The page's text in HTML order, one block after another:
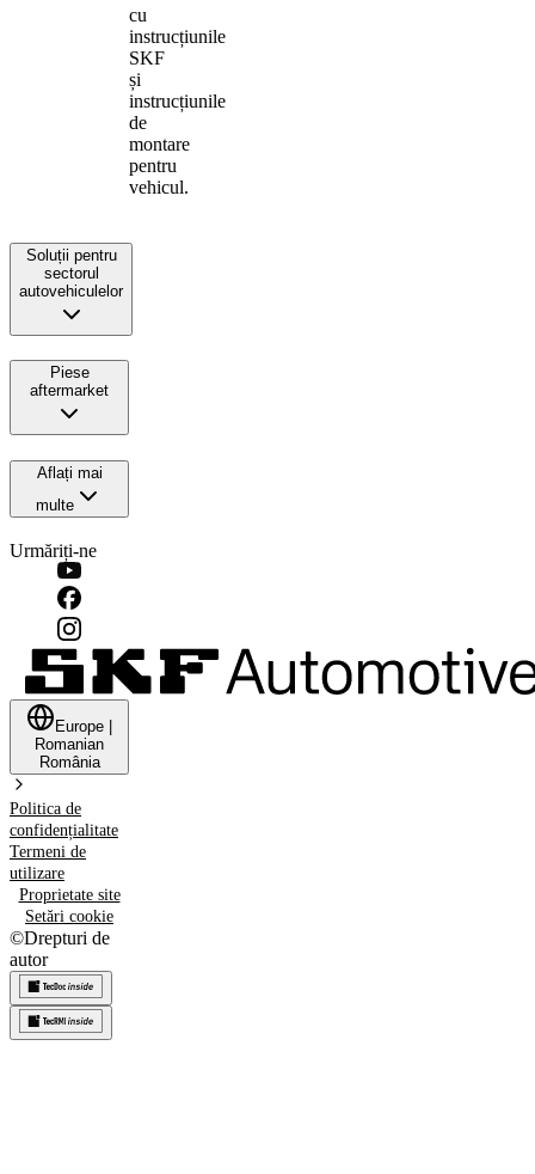
cu
instrucțiunile
SKF
și
instrucțiunile
de
montare
pentru
vehicul.
Soluții pentru
sectorul
autovehiculelor
Piese
aftermarket
Aflați mai
multe
Urmăriți-ne
Europe
Romanian
România
Politica de
confidențialitate
Termeni de
utilizare
Proprietate site
Setări cookie
©Drepturi de
autor